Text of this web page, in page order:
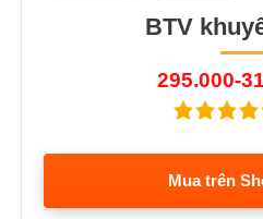
BTV
295.000-
Mua trên